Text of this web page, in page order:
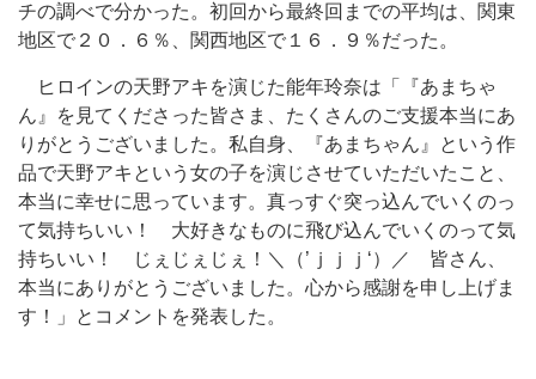
チの調べで分かった。初回から最終回までの平均は、関東
地区で２０．６％、関西地区で１６．９％だった。
ヒロインの天野アキを演じた能年玲奈は「『あまちゃ
ん』を見てくださった皆さま、たくさんのご支援本当にあ
りがとうございました。私自身、『あまちゃん』という作
品で天野アキという女の子を演じさせていただいたこと、
本当に幸せに思っています。真っすぐ突っ込んでいくのっ
て気持ちいい！ 大好きなものに飛び込んでいくのって気
持ちいい！ じぇじぇじぇ！＼（’ｊｊｊ‘）／ 皆さん、
本当にありがとうございました。心から感謝を申し上げま
す！」とコメントを発表した。